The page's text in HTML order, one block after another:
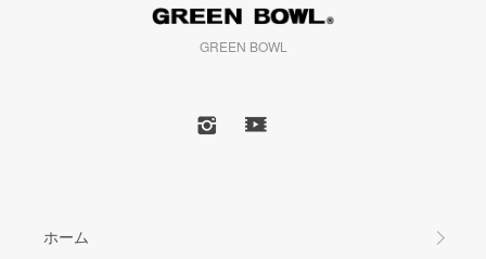
GREEN BOWL
ホーム